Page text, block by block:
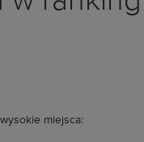
miejsca: